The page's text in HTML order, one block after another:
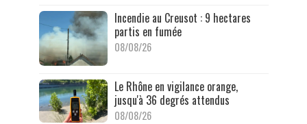
Incendie au Creusot : 9 hectares
partis en fumée
08/08/26
Le Rhône en vigilance orange,
jusqu'à 36 degrés attendus
08/08/26